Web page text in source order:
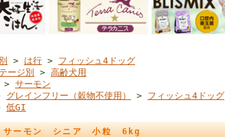
> は行 > フィッシュ4ドッグ
ージ別 > 高齢犬用
> サーモン
グレインフリー（穀物不使用） > フィッシュ4ドッグ
低GI
サーモン シニア 小粒 6kg